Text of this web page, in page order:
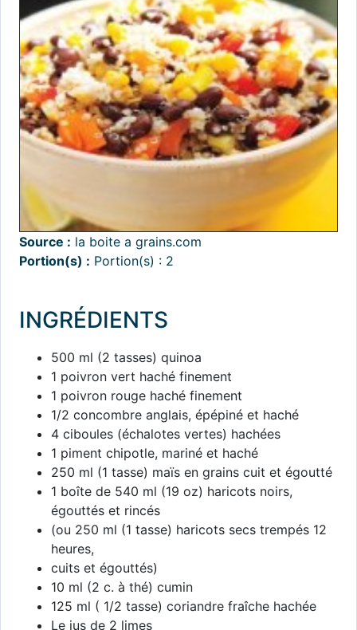
Source : la boite a grains.com
Portion(s) : Portion(s) : 2
INGRÉDIENTS
500 ml (2 tasses) quinoa
1 poivron vert haché finement
1 poivron rouge haché finement
1/2 concombre anglais, épépiné et haché
4 ciboules (échalotes vertes) hachées
1 piment chipotle, mariné et haché
250 ml (1 tasse) maïs en grains cuit et égoutté
1 boîte de 540 ml (19 oz) haricots noirs,
égouttés et rincés
(ou 250 ml (1 tasse) haricots secs trempés 12
heures,
cuits et égouttés)
10 ml (2 c. à thé) cumin
125 ml ( 1/2 tasse) coriandre fraîche hachée
Le jus de 2 limes